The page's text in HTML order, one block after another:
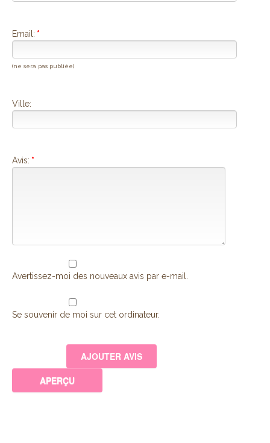
Email: *
(ne sera pas publiée)
Ville:
Avis: *
Avertissez-moi des nouveaux avis par e-mail.
Se souvenir de moi sur cet ordinateur.